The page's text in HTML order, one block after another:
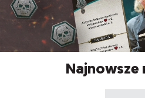
Najnowsze